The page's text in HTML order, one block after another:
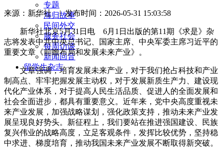
专题
海归故事
民间外交
服务社会
每周访谈
新闻回音
留学生杂志
来源：新华社 |发布时间：2026-05-31 15:03:58
新华社北京5月31日电 6月1日出版的第11期《求是》杂
志将发表中共中央总书记、国家主席、中央军委主席习近平的
重要文章《前瞻布局和发展未来产业》。
文章强调，培育发展未来产业，对于我们抢占科技和产业
制高点、牢牢把握发展主动权，对于发展新质生产力、建设现
代化产业体系，对于提高人民生活品质、促进人的全面发展和
社会全面进步，都具有重要意义。近年来，党中央高度重视未
来产业发展，加强战略谋划，强化政策支持，推动未来产业发
展呈现良好势头。新征程上，我们要站在推进强国建设、民族
复兴伟业的战略高度，立足客观条件，发挥比较优势，坚持稳
中求进、梯度培育，推动我国未来产业发展不断取得新突破。